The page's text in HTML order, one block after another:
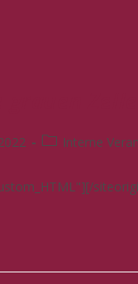
Zellen
Interne